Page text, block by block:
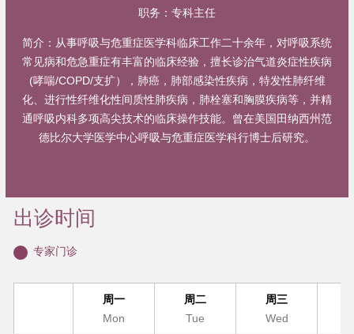
职务： 专科主任
简介： 从事呼吸与危重症医学科临床工作二十余年，对呼吸系统
常见病和危急重症有丰富的临床经验，擅长诊治气道炎症性疾病
(哮喘/COPD/支扩），肺癌，肺部感染性疾病，特发性肺纤维
化、进行性纤维化性间质性肺疾病，肺栓塞和胸膜疾病等，并精
通呼吸内科多项高尖技术的临床操作技能。曾在美国田纳西州范
德比尔大学医学中心呼吸与危重症医学科行博士后研究。
出诊时间
专家门诊
周一
Mon
周二
Tue
周三
Wed